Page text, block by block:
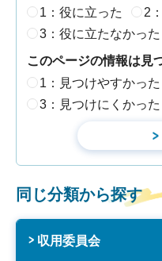
1：役に立った
2
3：役に立たなかった
このページの情報は見
1：見つけやすかった
3：見つけにくかった
同じ分類から探す
収用委員会